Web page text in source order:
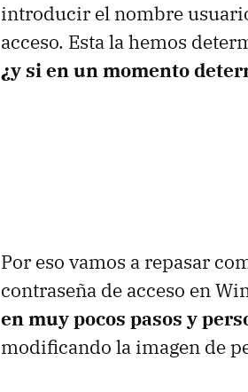
introducir el nombre
acceso. Esta la hemos
¿y si en un momento
Por eso vamos a repasar
contraseña de acceso en
en muy pocos pasos y
modificando la imagen de